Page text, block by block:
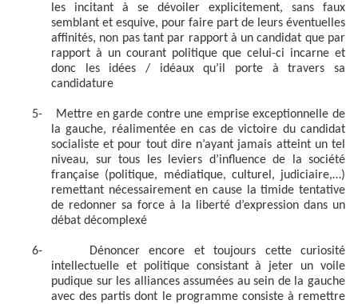
les incitant à se dévoiler explicitement, sans faux
semblant et esquive, pour faire part de leurs éventuelles
affinités, non pas tant par rapport à un candidat que par
rapport à un courant politique que celui-ci incarne et
donc les idées / idéaux qu’il porte à travers sa
candidature
5-
Mettre en garde contre une emprise exceptionnelle de
la gauche, réalimentée en cas de victoire du candidat
socialiste et pour tout dire n’ayant jamais atteint un tel
niveau, sur tous les leviers d’influence de la société
française (politique, médiatique, culturel, judiciaire,…)
remettant nécessairement en cause la timide tentative
de redonner sa force à la liberté d’expression dans un
débat décomplexé
6-
Dénoncer encore et toujours cette curiosité
intellectuelle et politique consistant à jeter un voile
pudique sur les alliances assumées au sein de la gauche
avec des partis dont le programme consiste à remettre